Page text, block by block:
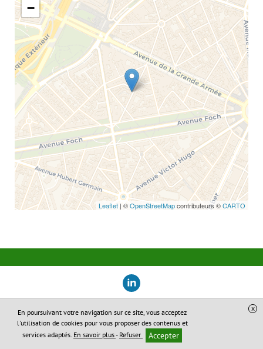
−
Leaflet | ©OpenStreetMapcontributeurs ©CARTO
Site réalisé avecDigital Avocat
Accès administration
Confidentialité
Conditions Générales de Vente
Mentions légales
En poursuivant votre navigation sur ce site, vous acceptez
l'utilisation de cookies pour vous proposer des contenus et
services adaptés. En savoir plus- Refuser Accepter
x